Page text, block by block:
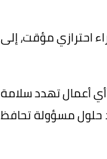
احترازي مؤقت، إلى
أي أعمال تهدد سلامة
حلول مسؤولة تحافظ